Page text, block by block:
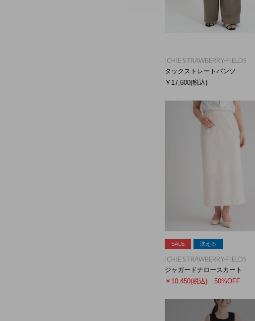
ICHIE STRAWBERRY-FIELDS
タックストレートパンツ
￥17,600(税込)
SALE 洗える
ICHIE STRAWBERRY-FIELDS
ジャガードナロースカート
￥10,450(税込) 50%OFF